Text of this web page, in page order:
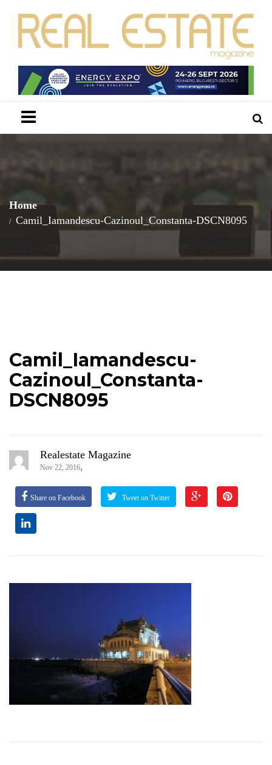
Home
Camil_Iamandescu-Cazinoul_Constanta-DSCN8095
Camil_Iamandescu-
Cazinoul_Constanta-
DSCN8095
Realestate Magazine
Nov 22, 2016,
Share on Facebook Tweet on Twitter